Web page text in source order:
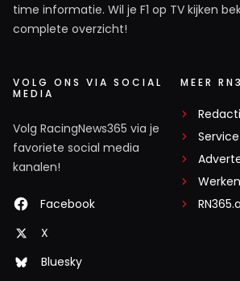
time informatie. Wil je F1 op TV kijken
complete overzicht!
VOLG ONS VIA SOCIAL
MEDIA
Volg RacingNews365 via je
favoriete social media
kanalen!
Facebook
X
Bluesky
MEER